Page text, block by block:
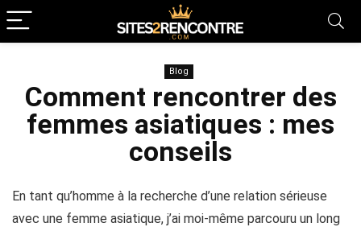
Blog
Comment rencontrer des
femmes asiatiques : mes
conseils
En tant qu’homme à la recherche d’une relation sérieuse
avec une femme asiatique, j’ai moi-même parcouru un long